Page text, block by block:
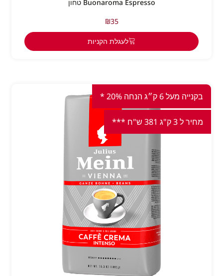
Buonaroma Espresso טחון
₪35
לעגלת הקניות
בקנייה מעל 6 ק״ג הנחה 20% *
מחיר ל 3 ק"ג 381 ש"ח ***